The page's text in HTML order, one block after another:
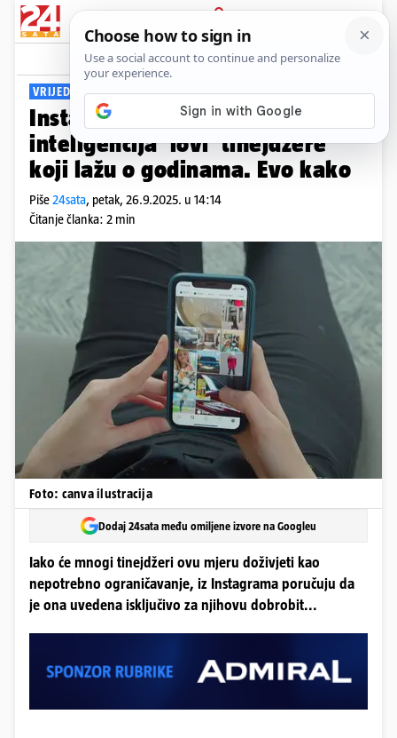
PRIJAVA
Viral Komentari
VRIJEDI SAMO ZA NEKE
Instagram zaoštrava! Umjetna
inteligencija 'lovi' tinejdžere
koji lažu o godinama. Evo kako
Piše24sata, petak, 26.9.2025. u 14:14
Čitanje članka: 2 min
Foto: canva ilustracija
Dodaj 24sata među omiljene izvore na Googleu
Iako će mnogi tinejdžeri ovu mjeru doživjeti kao
nepotrebno ograničavanje, iz Instagrama poručuju da
je ona uvedena isključivo za njihovu dobrobit...